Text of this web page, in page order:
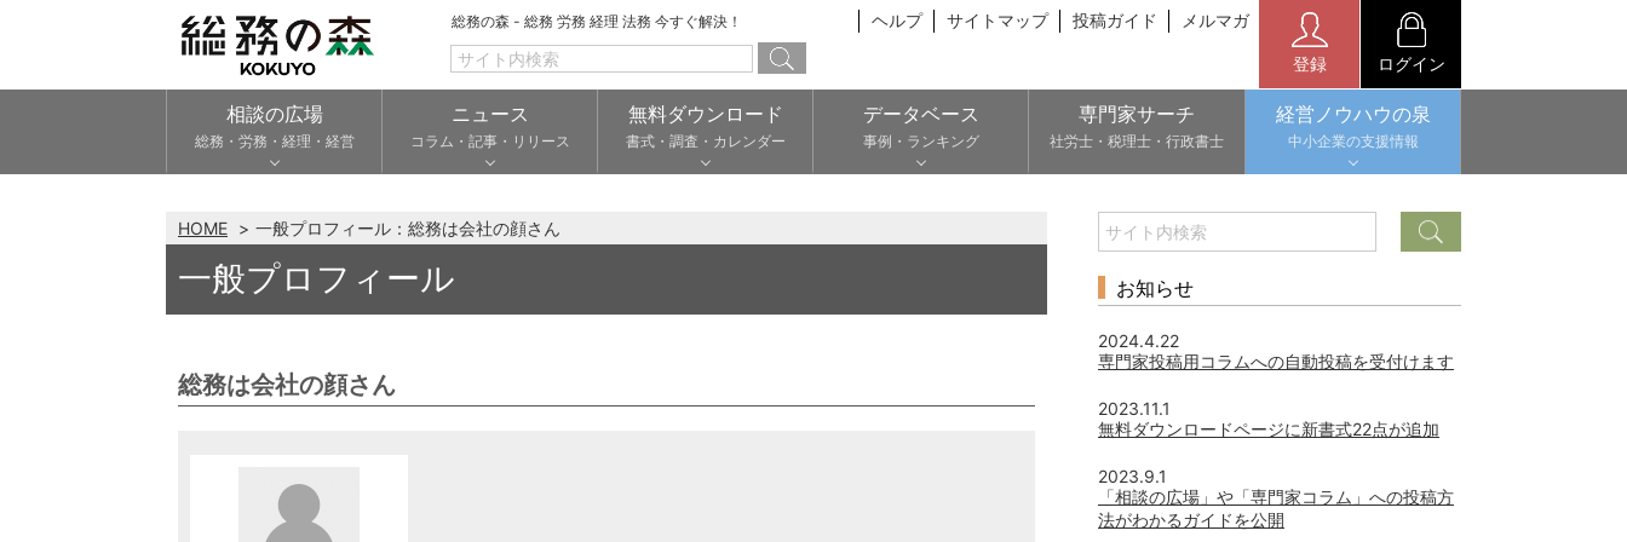
総務の森 - 総務 労務 経理 法務 今すぐ解決！ ヘルプ サイトマップ 投稿ガイド メルマガ
登録 ログイン
相談の広場
総務・労務・経理・経営
ニュース
コラム・記事・リリース
無料ダウンロード
書式・調査・カレンダー
データベース
事例・ランキング
専門家サーチ
社労士・税理士・行政書士
経営ノウハウの泉
中小企業の支援情報
HOME 一般プロフィール：総務は会社の顔さん
一般プロフィール
総務は会社の顔さん
お知らせ
2024.4.22
専門家投稿用コラムへの自動投稿を受付けます
2023.11.1
無料ダウンロードページに新書式22点が追加
2023.9.1
「相談の広場」や「専門家コラム」への投稿方
法がわかるガイドを公開